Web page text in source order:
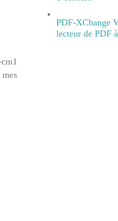
PDF-XChange
lecteur de PDF